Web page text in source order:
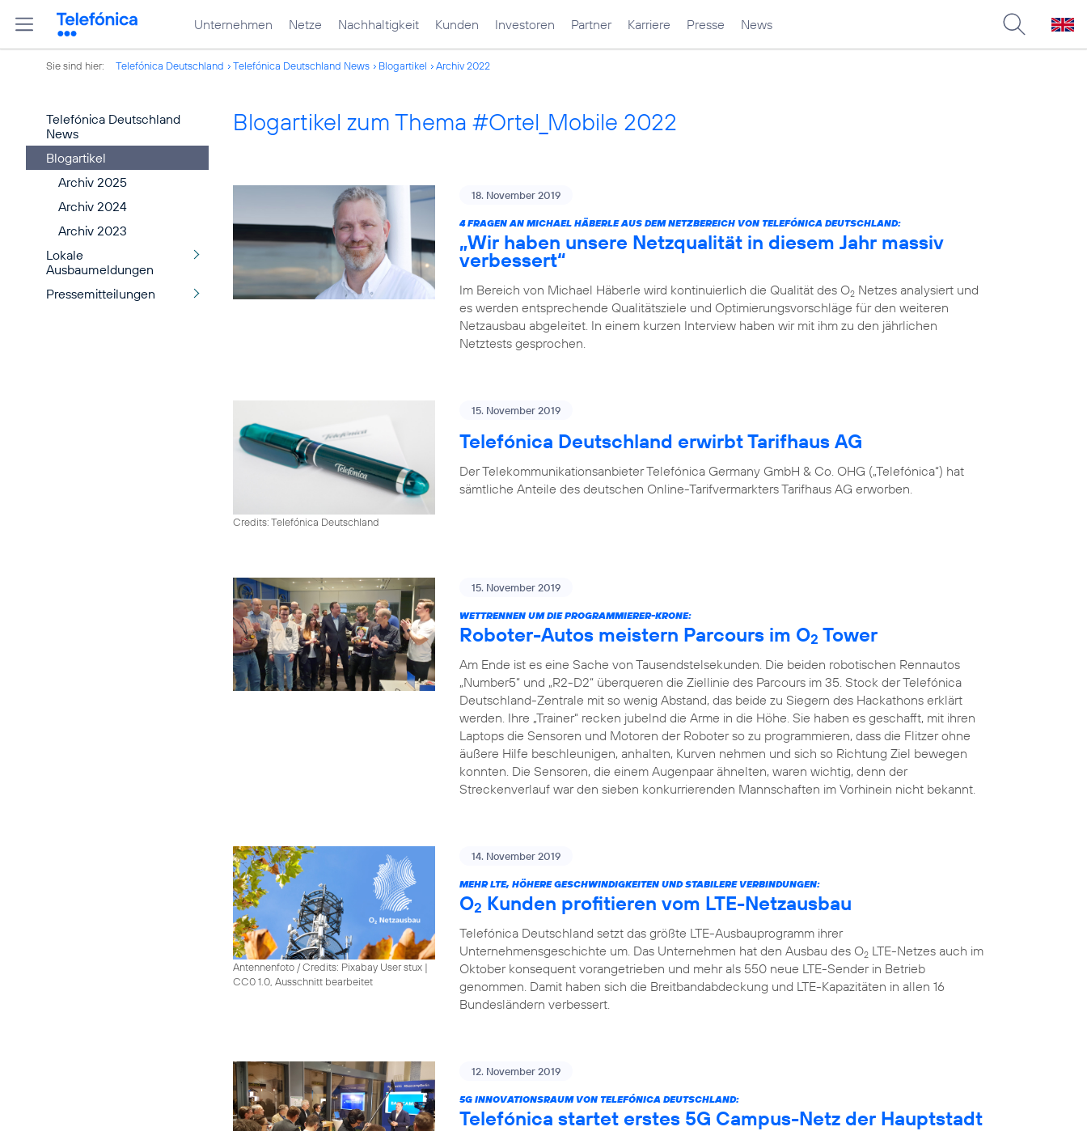
Unternehmen Netze Nachhaltigkeit Kunden Investoren Partner Karriere Presse News
Sie sind hier: Telefónica Deutschland Telefónica Deutschland News Blogartikel Archiv 2022
Telefónica Deutschland
News
Blogartikel
Archiv 2025
Archiv 2024
Archiv 2023
Lokale
Ausbaumeldungen
Pressemitteilungen
Blogartikel zum Thema #Ortel_Mobile 2022
18. November 2019
4 FRAGEN AN MICHAEL HÄBERLE AUS DEM NETZBEREICH VON TELEFÓNICA DEUTSCHLAND:
„Wir haben unsere Netzqualität in diesem Jahr massiv
verbessert“
Im Bereich von Michael Häberle wird kontinuierlich die Qualität des O2 Netzes analysiert und
es werden entsprechende Qualitätsziele und Optimierungsvorschläge für den weiteren
Netzausbau abgeleitet. In einem kurzen Interview haben wir mit ihm zu den jährlichen
Netztests gesprochen.
Credits: Telefónica Deutschland
15. November 2019
Telefónica Deutschland erwirbt Tarifhaus AG
Der Telekommunikationsanbieter Telefónica Germany GmbH & Co. OHG („Telefónica“) hat
sämtliche Anteile des deutschen Online-Tarifvermarkters Tarifhaus AG erworben.
15. November 2019
WETTRENNEN UM DIE PROGRAMMIERER-KRONE:
Roboter-Autos meistern Parcours im O2 Tower
Am Ende ist es eine Sache von Tausendstelsekunden. Die beiden robotischen Rennautos
„Number5“ und „R2-D2“ überqueren die Ziellinie des Parcours im 35. Stock der Telefónica
Deutschland-Zentrale mit so wenig Abstand, das beide zu Siegern des Hackathons erklärt
werden. Ihre „Trainer“ recken jubelnd die Arme in die Höhe. Sie haben es geschafft, mit ihren
Laptops die Sensoren und Motoren der Roboter so zu programmieren, dass die Flitzer ohne
äußere Hilfe beschleunigen, anhalten, Kurven nehmen und sich so Richtung Ziel bewegen
konnten. Die Sensoren, die einem Augenpaar ähnelten, waren wichtig, denn der
Streckenverlauf war den sieben konkurrierenden Mannschaften im Vorhinein nicht bekannt.
Antennenfoto / Credits: Pixabay User stux |
CC0 1.0, Ausschnitt bearbeitet
14. November 2019
MEHR LTE, HÖHERE GESCHWINDIGKEITEN UND STABILERE VERBINDUNGEN:
O2 Kunden profitieren vom LTE-Netzausbau
Telefónica Deutschland setzt das größte LTE-Ausbauprogramm ihrer
Unternehmensgeschichte um. Das Unternehmen hat den Ausbau des O2 LTE-Netzes auch im
Oktober konsequent vorangetrieben und mehr als 550 neue LTE-Sender in Betrieb
genommen. Damit haben sich die Breitbandabdeckung und LTE-Kapazitäten in allen 16
Bundesländern verbessert.
12. November 2019
5G INNOVATIONSRAUM VON TELEFÓNICA DEUTSCHLAND:
Telefónica startet erstes 5G Campus-Netz der Hauptstadt